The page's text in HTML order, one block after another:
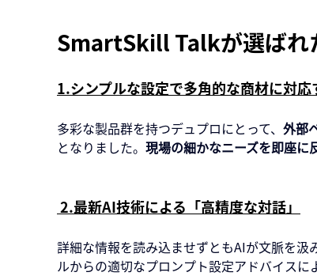
SmartSkill Talkが選ばれ
1.シンプルな設定で多角的な商材に対応
多彩な製品群を持つデュプロにとって、 外部
となりました。 現場の細かなニーズを即座に
2.最新AI技術による「高精度な対話」
詳細な情報を読み込ませずともAIが文脈を汲
ルからの適切なプロンプト設定アドバイス